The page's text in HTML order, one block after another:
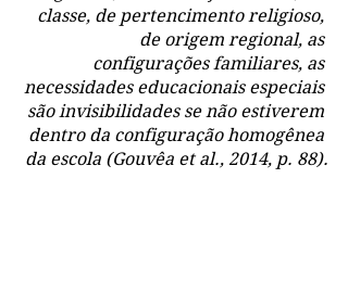
classe, de pertencimento religioso,
de origem regional, as
configurações familiares, as
necessidades educacionais especiais
são invisibilidades se não estiverem
dentro da configuração homogênea
da escola (Gouvêa et al., 2014, p. 88).